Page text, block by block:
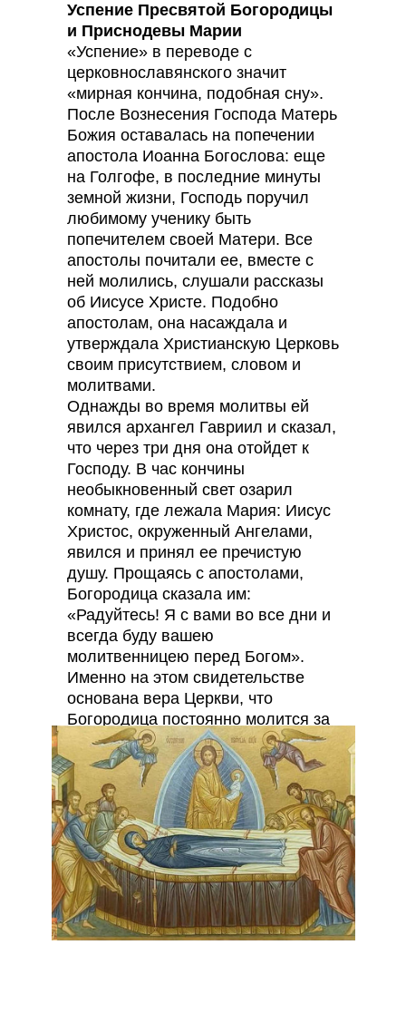
Успение Пресвятой Богородицы
и Приснодевы Марии
«Успение» в переводе с
церковнославянского значит
«мирная кончина, подобная сну».
После Вознесения Господа Матерь
Божия оставалась на попечении
апостола Иоанна Богослова: еще
на Голгофе, в последние минуты
земной жизни, Господь поручил
любимому ученику быть
попечителем своей Матери. Все
апостолы почитали ее, вместе с
ней молились, слушали рассказы
об Иисусе Христе. Подобно
апостолам, она насаждала и
утверждала Христианскую Церковь
своим присутствием, словом и
молитвами.
Однажды во время молитвы ей
явился архангел Гавриил и сказал,
что через три дня она отойдет к
Господу. В час кончины
необыкновенный свет озарил
комнату, где лежала Мария: Иисус
Христос, окруженный Ангелами,
явился и принял ее пречистую
душу. Прощаясь с апостолами,
Богородица сказала им:
«Радуйтесь! Я с вами во все дни и
всегда буду вашею
молитвенницею перед Богом».
Именно на этом свидетельстве
основана вера Церкви, что
Богородица постоянно молится за
всех христиан.